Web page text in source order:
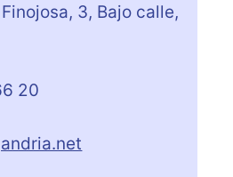
3, Bajo calle,
20